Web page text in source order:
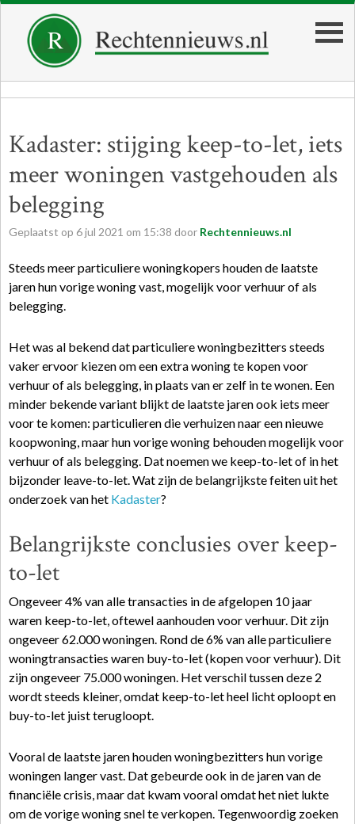
Kadaster: stijging keep-to-let, iets
meer woningen vastgehouden als
belegging
Geplaatst op 6jul 2021 om 15:38 door Rechtennieuws.nl
Steeds meer particuliere woningkopers houden de laatste
jaren hun vorige woning vast, mogelijk voor verhuur of als
belegging.
Het was al bekend dat particuliere woningbezitters steeds
vaker ervoor kiezen om een extra woning te kopen voor
verhuur of als belegging, in plaats van er zelf in te wonen. Een
minder bekende variant blijkt de laatste jaren ook iets meer
voor te komen: particulieren die verhuizen naar een nieuwe
koopwoning, maar hun vorige woning behouden mogelijk voor
verhuur of als belegging. Dat noemen we keep-to-let of in het
bijzonder leave-to-let. Wat zijn de belangrijkste feiten uit het
onderzoek van het Kadaster?
Belangrijkste conclusies over keep-
to-let
Ongeveer 4% van alle transacties in de afgelopen 10 jaar
waren keep-to-let, oftewel aanhouden voor verhuur. Dit zijn
ongeveer 62.000 woningen. Rond de 6% van alle particuliere
woningtransacties waren buy-to-let (kopen voor verhuur). Dit
zijn ongeveer 75.000 woningen. Het verschil tussen deze 2
wordt steeds kleiner, omdat keep-to-let heel licht oploopt en
buy-to-let juist terugloopt.
Vooral de laatste jaren houden woningbezitters hun vorige
woningen langer vast. Dat gebeurde ook in de jaren van de
financiële crisis, maar dat kwam vooral omdat het niet lukte
om de vorige woning snel te verkopen. Tegenwoordig zoeken